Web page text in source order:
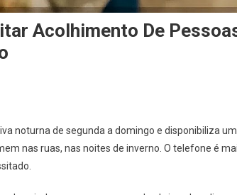
Acolhimento De
noturna de segunda a domingo e disponibiliza um
nas ruas, nas noites de inverno. O telefone é